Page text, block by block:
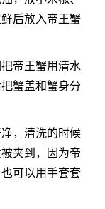
后放入帝王蟹
帝王蟹用清水
蟹盖和蟹身分
，清洗的时候
夹到，因为帝
可以用手套套